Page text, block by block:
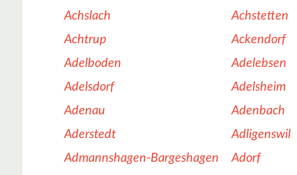
Achslach
Achstetten
Achtrup
Ackendorf
Adelboden
Adelebsen
Adelsdorf
Adelsheim
Adenau
Adenbach
Aderstedt
Adligenswil
Admannshagen-Bargeshagen
Adorf